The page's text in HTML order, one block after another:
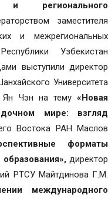
и регионального
заместителя
и межрегиональных
Узбекистан
выступили директор
Университета
Ян Чэн на тему «Новая
мире: взгляд
Востока РАН Маслов
форматы
директор
РТСУ Майтдинова Г.М.
международного